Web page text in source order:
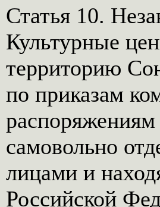
Статья 10.
Культурные
территорию
по приказам
распоряжениям
самовольно
лицами и
Российской